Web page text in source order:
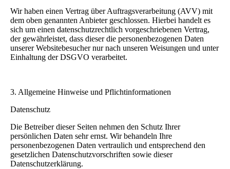
Wir haben einen Vertrag über Auftragsverarbeitung (AVV) mit
dem oben genannten Anbieter geschlossen. Hierbei handelt es
sich um einen datenschutzrechtlich vorgeschriebenen Vertrag,
der gewährleistet, dass dieser die personenbezogenen Daten
unserer Websitebesucher nur nach unseren Weisungen und unter
Einhaltung der DSGVO verarbeitet.
3. Allgemeine Hinweise und Pflicht­informationen
Datenschutz
Die Betreiber dieser Seiten nehmen den Schutz Ihrer
persönlichen Daten sehr ernst. Wir behandeln Ihre
personenbezogenen Daten vertraulich und entsprechend den
gesetzlichen Datenschutzvorschriften sowie dieser
Datenschutzerklärung.